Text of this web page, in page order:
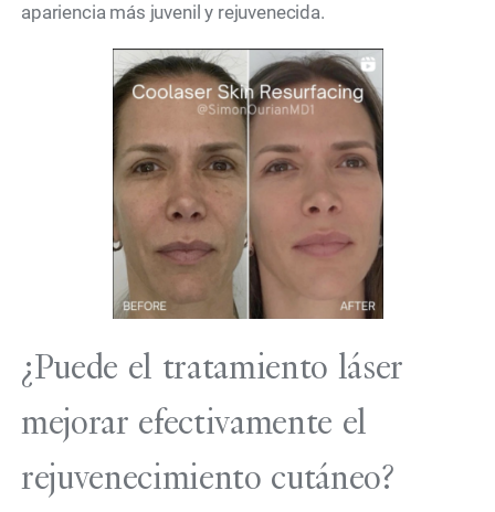
apariencia más juvenil y rejuvenecida.
¿Puede el tratamiento láser
mejorar efectivamente el
rejuvenecimiento cutáneo?